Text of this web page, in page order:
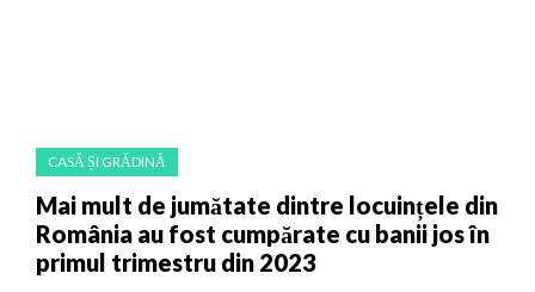
CASĂ ȘI GRĂDINĂ
Mai mult de jumătate dintre locuințele din
România au fost cumpărate cu banii jos în
primul trimestru din 2023